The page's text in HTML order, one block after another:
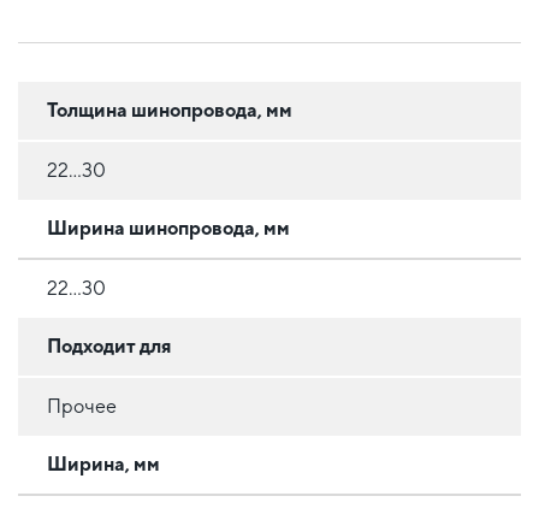
Толщина шинопровода, мм
22...30
Ширина шинопровода, мм
22...30
Подходит для
Прочее
Ширина, мм